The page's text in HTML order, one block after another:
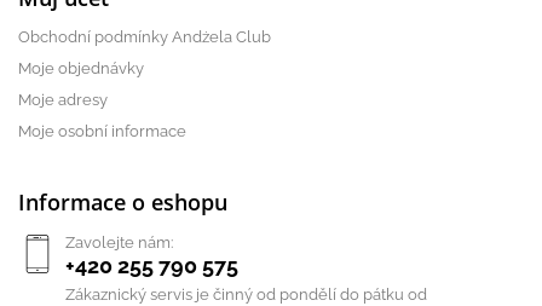
Obchodní podmínky Andżela Club
Moje objednávky
Moje adresy
Moje osobní informace
Informace o eshopu
Zavolejte nám:
+420 255 790 575
Zákaznický servis je činný od pondělí do pátku od